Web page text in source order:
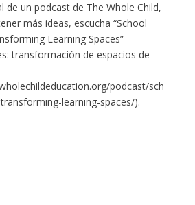
de un podcast de The Whole Child,
más ideas, escucha “School
Learning Spaces”
transformación de espacios de
podcast/sch
learning-spaces/).